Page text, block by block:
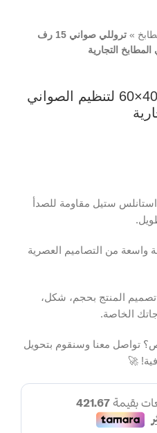
»
تروللي صواني 15 رف
تروللي صواني 15 رف 40×60 لتنظيم الصواني
ستيل مقاومة للصدأ
واسعة من التصاميم العصرية
المنتج بحجم، شكل،
الخاصة.
تواصل معنا وسنقوم بتحويل
🚀